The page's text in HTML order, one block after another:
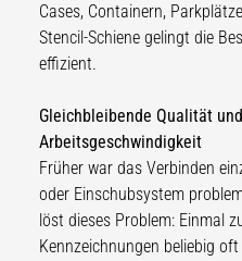
Cases, Containern,
Stencil-Schiene gelingt die
effizient.
Gleichbleibende Qualität
Arbeitsgeschwindigkeit
Früher war das Verbinden
oder Einschubsystem
löst dieses Problem: Einmal
Kennzeichnungen beliebig